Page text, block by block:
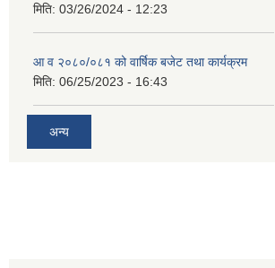
मिति: 03/26/2024 - 12:23
आ व २०८०/०८१ को वार्षिक बजेट तथा कार्यक्रम
मिति: 06/25/2023 - 16:43
अन्य